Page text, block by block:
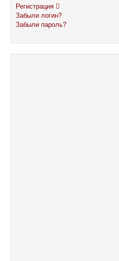
Регистрация
Забыли логин?
Забыли пароль?